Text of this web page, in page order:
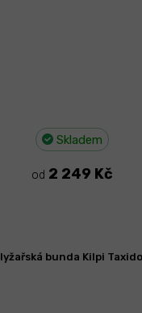
Skladem
od 2 249 Kč
bunda Kilpi